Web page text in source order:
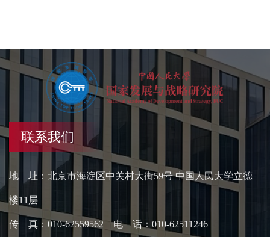
联系我们
地 址：北京市海淀区中关村大街59号 中国人民大学立德
楼11层
传 真：010-62559562 电 话：010-62511246